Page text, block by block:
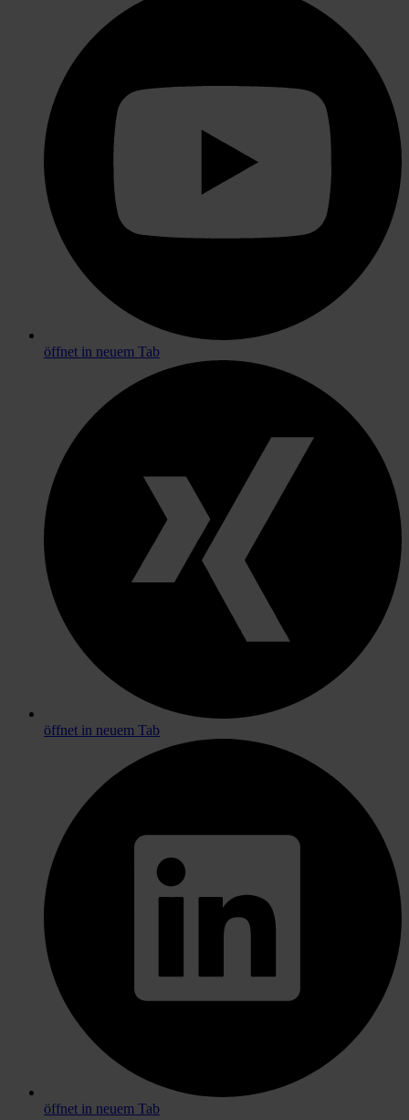
öffnet in neuem Tab
öffnet in neuem Tab
öffnet in neuem Tab